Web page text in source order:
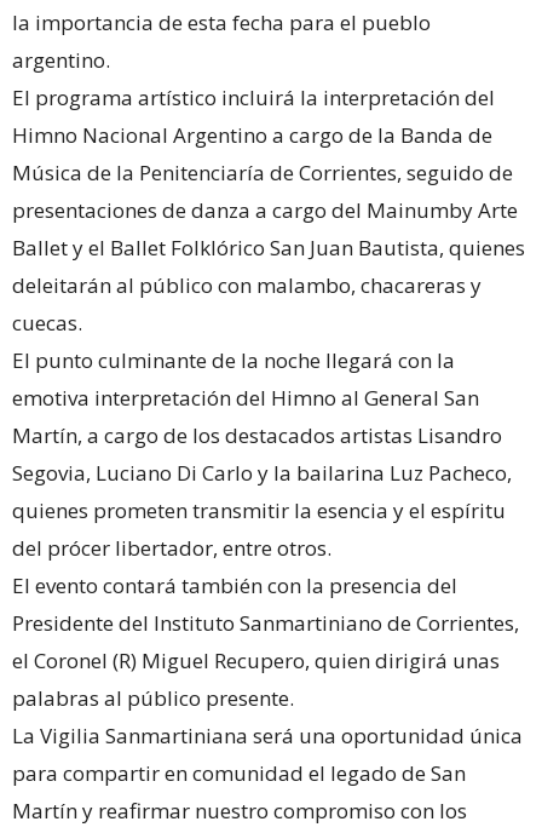
la importancia de esta fecha para el pueblo
argentino.
El programa artístico incluirá la interpretación del
Himno Nacional Argentino a cargo de la Banda de
Música de la Penitenciaría de Corrientes, seguido de
presentaciones de danza a cargo del Mainumby Arte
Ballet y el Ballet Folklórico San Juan Bautista, quienes
deleitarán al público con malambo, chacareras y
cuecas.
El punto culminante de la noche llegará con la
emotiva interpretación del Himno al General San
Martín, a cargo de los destacados artistas Lisandro
Segovia, Luciano Di Carlo y la bailarina Luz Pacheco,
quienes prometen transmitir la esencia y el espíritu
del prócer libertador, entre otros.
El evento contará también con la presencia del
Presidente del Instituto Sanmartiniano de Corrientes,
el Coronel (R) Miguel Recupero, quien dirigirá unas
palabras al público presente.
La Vigilia Sanmartiniana será una oportunidad única
para compartir en comunidad el legado de San
Martín y reafirmar nuestro compromiso con los